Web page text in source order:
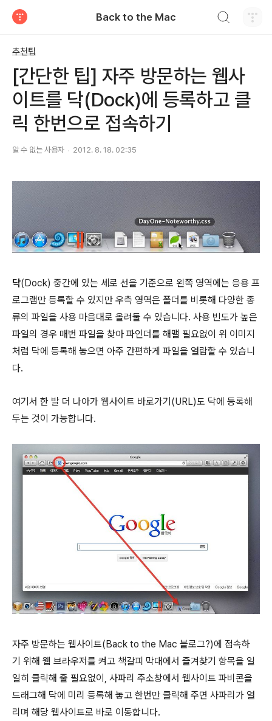
Back to the Mac
추천팁
[간단한 팁] 자주 방문하는 웹사
이트를 닥(Dock)에 등록하고 클
릭 한번으로 접속하기
알 수 없는 사용자 2012. 8. 18. 02:35
닥(Dock) 중간에 있는 세로 선을 기준으로 왼쪽 영역에는 응용 프
로그램만 등록할 수 있지만 우측 영역은 폴더를 비롯해 다양한 종
류의 파일을 사용 마음대로 올려둘 수 있습니다. 사용 빈도가 높은
파일의 경우 매번 파일을 찾아 파인더를 해맬 필요없이 위 이미지
처럼 닥에 등록해 놓으면 아주 간편하게 파일을 열람할 수 있습니
다.
여기서 한 발 더 나아가 웹사이트 바로가기(URL)도 닥에 등록해
두는 것이 가능합니다.
자주 방문하는 웹사이트(Back to the Mac 블로그?)에 접속하
기 위해 웹 브라우저를 켜고 책갈피 막대에서 즐겨찾기 항목을 일
일히 클릭해 줄 필요없이, 사파리 주소창에서 웹사이트 파비콘을
드래그해 닥에 미리 등록해 놓고 한번만 클릭해 주면 사파리가 열
리며 해당 웹사이트로 바로 이동합니다.